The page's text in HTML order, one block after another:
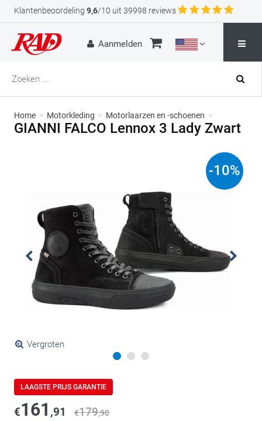
Klantenbeoordeling 9,6/10 uit 39998 reviews
Aanmelden
Home > Motorkleding > Motorlaarzen en -schoenen >
GIANNI FALCO Lennox 3 Lady Zwart
Vergroten
-10%
LAAGSTE PRIJS GARANTIE
€161 ,91 €179,90